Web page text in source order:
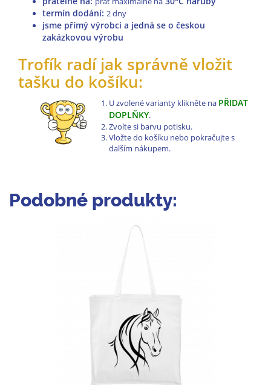
termín dodání: 2 dny
jsme přímý výrobci a jedná se o českou
zakázkovou výrobu
Trofík radí jak správně vložit
tašku do košíku:
U zvolené varianty klikněte na PŘIDAT
DOPLŇKY.
Zvolte si barvu potisku.
Vložte do košíku nebo pokračujte s
dalším nákupem.
Podobné produkty: